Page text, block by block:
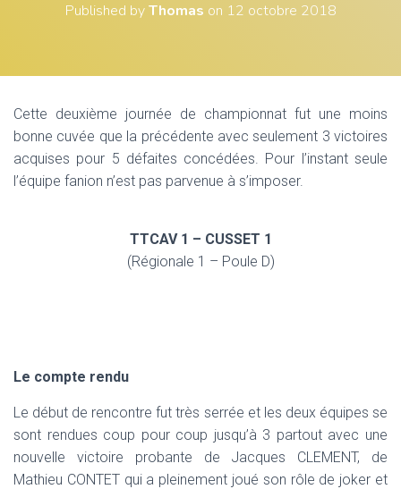
V
I
G
Published byThomas on 12 octobre 2018
Cette deuxième journée de championnat fut une moins
bonne cuvée que la précédente avec seulement 3 victoires
acquises pour 5 défaites concédées. Pour l’instant seule
l’équipe fanion n’est pas parvenue à s’imposer.
TTCAV 1 – CUSSET 1
(Régionale 1 – Poule D)
Le compte rendu
Le début de rencontre fut très serrée et les deux équipes se
sont rendues coup pour coup jusqu’à 3 partout avec une
nouvelle victoire probante de Jacques CLEMENT, de
Mathieu CONTET qui a pleinement joué son rôle de joker et